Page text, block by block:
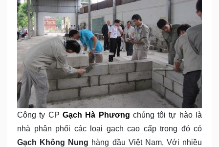
Công ty CP Gạch Hà Phương chúng tôi tự hào là
nhà phân phối các loại gạch cao cấp trong đó có
Gạch Không Nung hàng đầu Việt Nam, Với nhiều